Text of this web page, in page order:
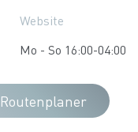
Website
Mo - So 16:00-04:00
Routenplaner